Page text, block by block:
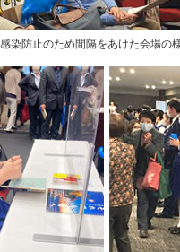
染防止のため間隔をあけた会場の